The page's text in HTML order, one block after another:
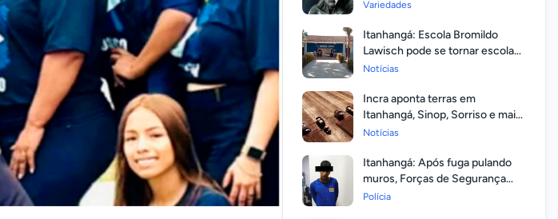
vasto, por que ninguém
Variedades
Itanhangá: Escola Bromildo
Lawisch pode se tornar escola
cívico-militar
Notícias
Incra aponta terras em
Itanhangá, Sinop, Sorriso e mais
14 entre as com maior
Notícias
Itanhangá: Após fuga pulando
muros, Forças de Segurança
prendem homem com mandato
Polícia